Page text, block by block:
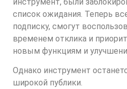
список ожидания. Теперь
подписку, смогут
временем отклика и
новым функциям и
Однако инструмент
широкой публики.